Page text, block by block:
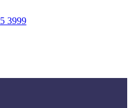
3999